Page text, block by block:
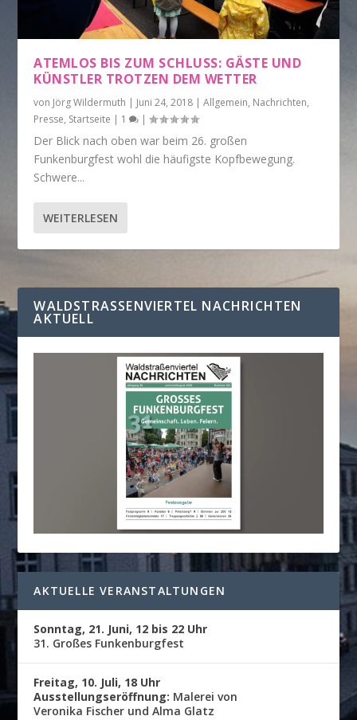
ATEMLOS BIS ZUM SCHLUSS: GÄSTE UND
KÜNSTLER TROTZEN DEM WETTER
von Jörg Wildermuth | Juni 24, 2018 |Allgemein, Nachrichten,
Presse, Startseite | 1 |
Der Blick nach oben war beim 26. großen
Funkenburgfest wohl die häufigste Kopfbewegung.
Schwere...
WEITERLESEN
WALDSTRASSENVIERTEL NACHRICHTEN A
KTUELL
AKTUELLE VERANSTALTUNGEN
Sonntag, 21. Juni, 12 bis 22 Uhr
31. Großes Funkenburgfest
Freitag, 10. Juli, 18 Uhr
Ausstellungseröffnung: Malerei von
Veronika Fischer und Alma Glatz